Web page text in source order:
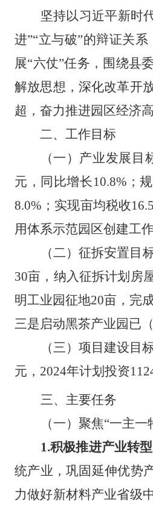
坚持以习近平新时
进”“立与破”的辩证关系
展“六仗”任务， 围绕县
解放思想，深化改革开
超，奋力推进园区经济
二、工作目标
（一）产业发展目
元，同比增长10.8%；
8.0%；实现亩均税收
用体系示范园区创建工
（二）征拆安置目
30亩，纳入征拆计划房
明工业园征地20亩，完
三是启动黑茶产业园已
（三）项目建设目
元，2024年计划投资
三、主要任务
（一）聚焦“一主一
1.积极推进产业转型
统产业，巩固延伸优势
力做好新材料产业省级